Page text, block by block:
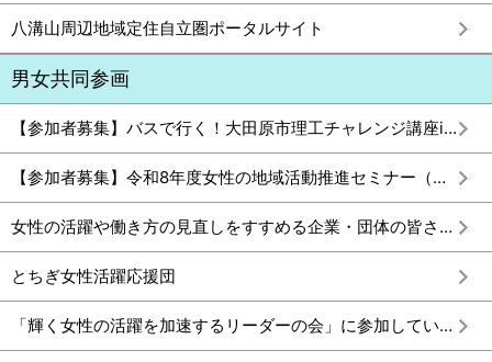
八溝山周辺地域定住自立圏ポータルサイト
男女共同参画
【参加者募集】バスで行く！大田原市理工チャレンジ講座in帝京大学
【参加者募集】令和8年度女性の地域活動推進セミナー（女性教育指導者研修）
女性の活躍や働き方の見直しをすすめる企業・団体の皆さまへ
とちぎ女性活躍応援団
「輝く女性の活躍を加速するリーダーの会」に参加しています